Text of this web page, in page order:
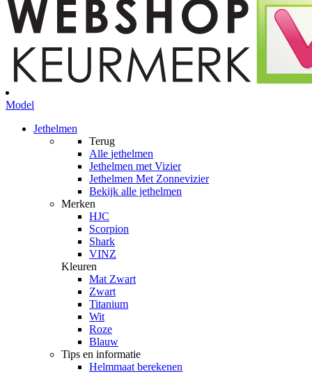
Model
Jethelmen
Terug
Alle jethelmen
Jethelmen met Vizier
Jethelmen Met Zonnevizier
Bekijk alle jethelmen
Merken
HJC
Scorpion
Shark
VINZ
Kleuren
Mat Zwart
Zwart
Titanium
Wit
Roze
Blauw
Tips en informatie
Helmmaat berekenen